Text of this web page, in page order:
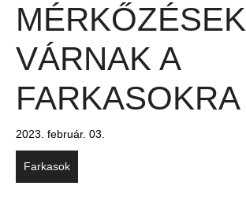
MÉRKŐZÉSEK
VÁRNAK A
FARKASOKRA
2023. február. 03.
Farkasok